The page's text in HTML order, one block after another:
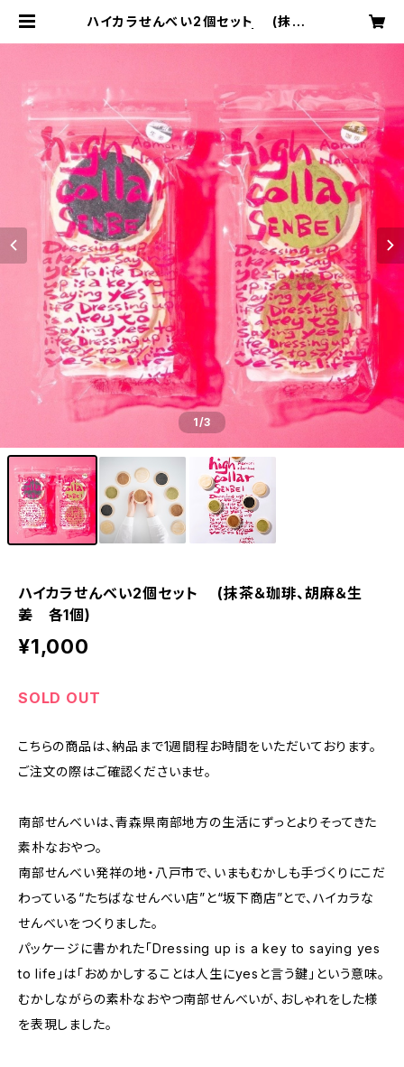
ハイカラせんべい2個セット (抹茶＆
1/3
ハイカラせんべい2個セット (抹茶＆珈琲、胡麻＆生
姜 各1個)
¥1,000
SOLD OUT
こちらの商品は、納品まで1週間程お時間をいただいております。
ご注文の際はご確認くださいませ。
南部せんべいは、青森県南部地方の生活にずっとよりそってきた
素朴なおやつ。
南部せんべい発祥の地・八戸市で、いまもむかしも手づくりにこだ
わっている“たちばなせんべい店”と“坂下商店”とで、ハイカラな
せんべいをつくりました。
パッケージに書かれた「Dressing up is a key to saying yes
to life」は「おめかしすることは人生にyesと言う鍵」という意味。
むかしながらの素朴なおやつ南部せんべいが、おしゃれをした様
を表現しました。